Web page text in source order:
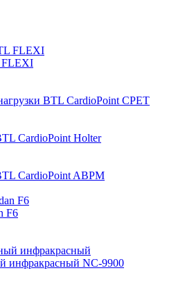
FLEXI
BTL CardioPoint CPET
CardioPoint Holter
CardioPoint ABPM
F6
инфракрасный NC-9900